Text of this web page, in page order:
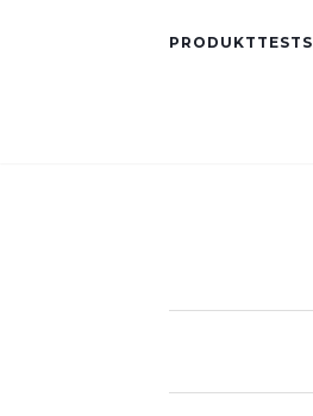
PRODUKTTESTS